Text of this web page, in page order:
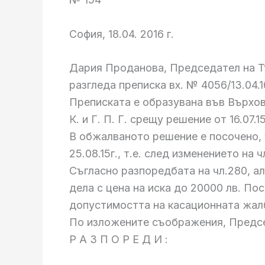
София, 18.04. 2016 г.
Дария Проданова, Председател на
разгледа преписка вх. № 4056/
Преписката е образувана във
К. и Г. П. Г. срещу решение от
В обжалваното решение е
25.08.15г., т.е. след изменението на
Съгласно разпоредбата на чл.280,
дела с цена на иска до 20000 лв.
допустимостта на касационната
По изложените съображения,
Р А З П О Р Е Д И :